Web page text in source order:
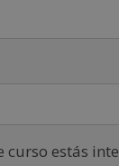
curso estás